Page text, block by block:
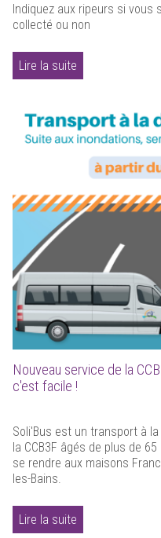
Indiquez aux ripeurs si vous
collecté ou non
Lire la suite
Nouveau service de la
c'est facile !
Soli'Bus est un transport à
la CCB3F âgés de plus de
se rendre aux maisons
les-Bains.
Lire la suite